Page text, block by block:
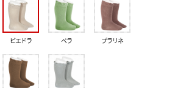
ピエドラ ペラ プラリネ